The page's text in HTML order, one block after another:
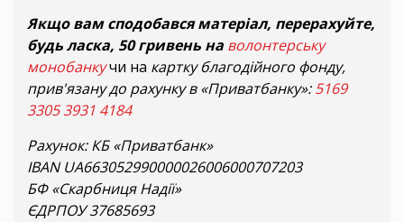
Якщо вам сподобався матеріал, перерахуйте,
будь ласка, 50 гривень на волонтерську
монобанкучи на картку благодійного фонду,
прив'язану до рахунку в «Приватбанку»:5169
3305 3931 4184
Рахунок: КБ «Приватбанк»
IBAN UA663052990000026006000707203
БФ «Скарбниця Надії»
ЄДРПОУ 37685693